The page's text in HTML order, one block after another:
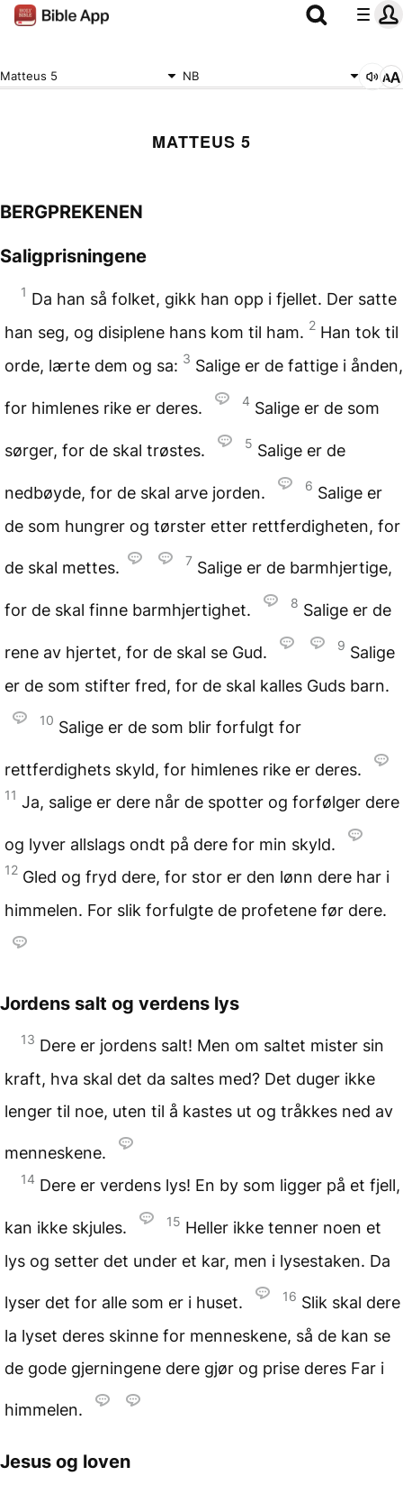
Matteus 5 NB
MATTEUS 5
BERGPREKENEN
Saligprisningene
1 Da han så folket, gikk han opp i fjellet. Der satte
han seg, og disiplene hans kom til ham. 2 Han tok til
orde, lærte dem og sa: 3 Salige er de fattige i ånden,
for himlenes rike er deres. 4 Salige er de som
sørger, for de skal trøstes. 5 Salige er de
nedbøyde, for de skal arve jorden. 6 Salige er
de som hungrer og tørster etter rettferdigheten, for
de skal mettes. 7 Salige er de barmhjertige,
for de skal finne barmhjertighet. 8 Salige er de
rene av hjertet, for de skal se Gud. 9 Salige
er de som stifter fred, for de skal kalles Guds barn.
10 Salige er de som blir forfulgt for
rettferdighets skyld, for himlenes rike er deres.
11 Ja, salige er dere når de spotter og forfølger dere
og lyver allslags ondt på dere for min skyld.
12 Gled og fryd dere, for stor er den lønn dere har i
himmelen. For slik forfulgte de profetene før dere.
Jordens salt og verdens lys
13 Dere er jordens salt! Men om saltet mister sin
kraft, hva skal det da saltes med? Det duger ikke
lenger til noe, uten til å kastes ut og tråkkes ned av
menneskene.
14 Dere er verdens lys! En by som ligger på et fjell,
kan ikke skjules. 15 Heller ikke tenner noen et
lys og setter det under et kar, men i lysestaken. Da
lyser det for alle som er i huset. 16 Slik skal dere
la lyset deres skinne for menneskene, så de kan se
de gode gjerningene dere gjør og prise deres Far i
himmelen.
Jesus og loven